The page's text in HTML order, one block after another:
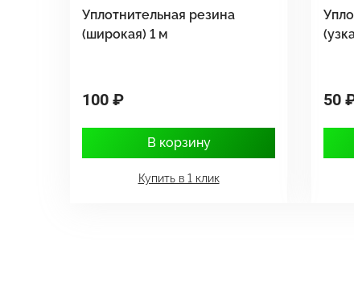
Уплотнительная резина
(широкая) 1 м
100 ₽
В корзину
Купить в 1 клик
50